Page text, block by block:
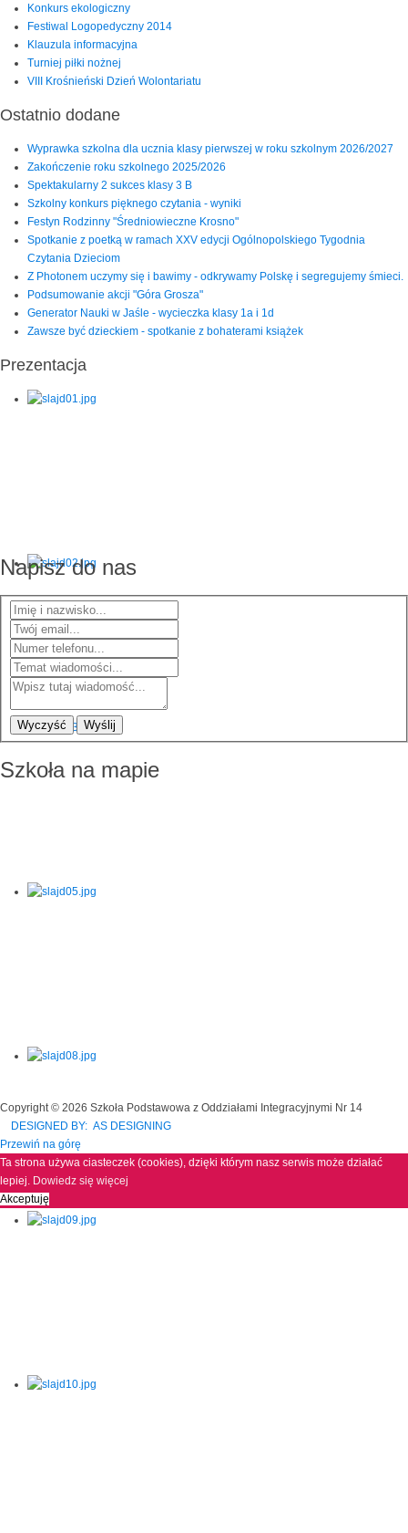
Konkurs ekologiczny
Festiwal Logopedyczny 2014
Klauzula informacyjna
Turniej piłki nożnej
VIII Krośnieński Dzień Wolontariatu
Ostatnio dodane
Wyprawka szkolna dla ucznia klasy pierwszej w roku szkolnym 2026/2027
Zakończenie roku szkolnego 2025/2026
Spektakularny 2 sukces klasy 3 B
Szkolny konkurs pięknego czytania - wyniki
Festyn Rodzinny "Średniowieczne Krosno"
Spotkanie z poetką w ramach XXV edycji Ogólnopolskiego Tygodnia
Czytania Dzieciom
Z Photonem uczymy się i bawimy - odkrywamy Polskę i segregujemy śmieci.
Podsumowanie akcji "Góra Grosza"
Generator Nauki w Jaśle - wycieczka klasy 1a i 1d
Zawsze być dzieckiem - spotkanie z bohaterami książek
Prezentacja
Napisz do nas
Wyczyść Wyślij
Szkoła na mapie
Copyright © 2026 Szkoła Podstawowa z Oddziałami Integracyjnymi Nr 14
DESIGNED BY: AS DESIGNING
Przewiń na górę
Ta strona używa ciasteczek (cookies), dzięki którym nasz serwis może działać
lepiej. Dowiedz się więcej
Akceptuję